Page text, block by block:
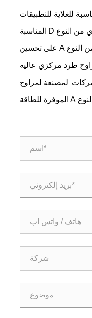
للغلاية للتطبيقات
الصناعية
كيف تختار مروحة الطرد المركزي من النوع D المناسبة
الصناعية لديك؟
كيف تعمل مراوح الطرد المركزي من النوع A على تحسين
والمراكز اللوجستية؟
طرد مركزي عالية
الأداء؟
المصنعة لمراوح
تساعد مراوح الطرد المركزي من النوع A الموفرة للطاقة